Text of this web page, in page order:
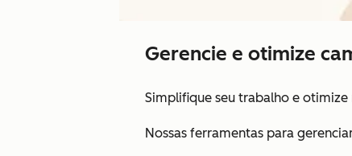
Gerencie e otimize
Simplifique seu trabalho e
Nossas ferramentas para